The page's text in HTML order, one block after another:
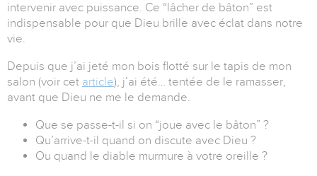
intervenir avec puissance. Ce “lâcher de bâton” est
indispensable pour que Dieu brille avec éclat dans notre
vie.
Depuis que j’ai jeté mon bois flotté sur le tapis de mon
salon (voir cet article), j’ai été… tentée de le ramasser,
avant que Dieu ne me le demande.
Que se passe-t-il si on “joue avec le bâton” ?
Qu’arrive-t-il quand on discute avec Dieu ?
Ou quand le diable murmure à votre oreille ?